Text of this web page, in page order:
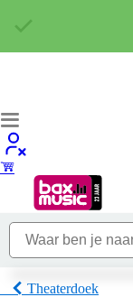
Theaterdoek